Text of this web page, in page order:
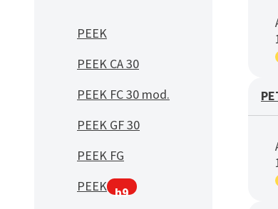
PEEK
PEEK CA 30
PEEK FC 30 mod.
PEEK GF 30
PEEK FG
PEEK h9